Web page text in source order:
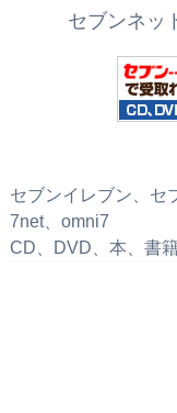
セブンネッ
セブンイレブン、セ
7net、omni7
CD、DVD、本、書